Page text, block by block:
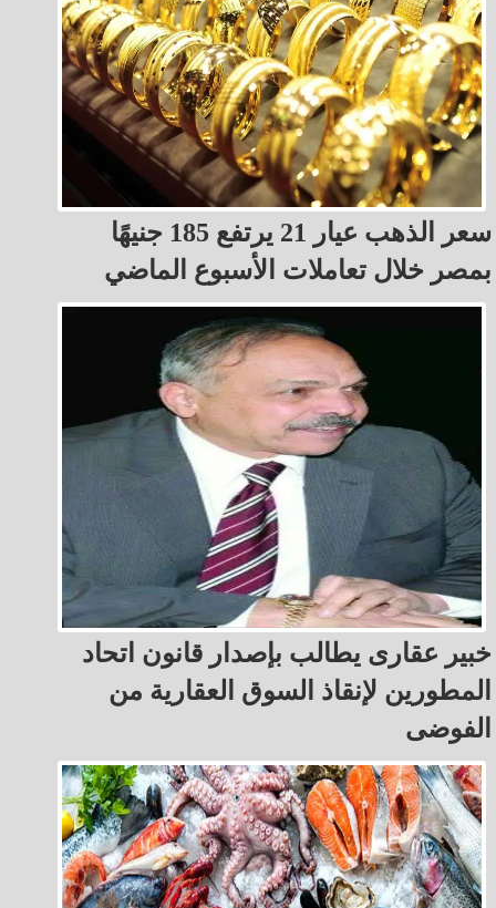
سعر الذهب عيار 21 يرتفع 185 جنيهًا
بمصر خلال تعاملات الأسبوع الماضي
خبير عقارى يطالب بإصدار قانون اتحاد
المطورين لإنقاذ السوق العقارية من
الفوضى